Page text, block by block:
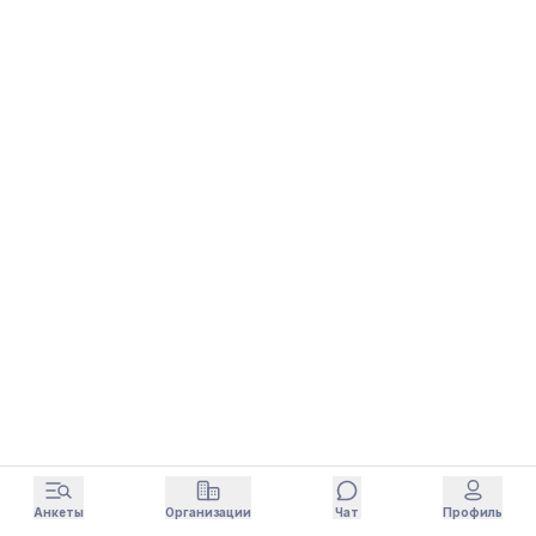
Анкеты Организации Чат Профиль